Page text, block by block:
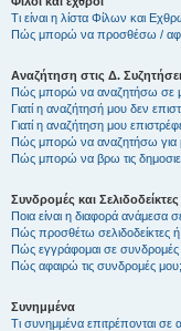
Τι είναι η λίστα Φίλων και
Πώς μπορώ να προσθέσω /
Αναζήτηση στις Δ.
Πώς μπορώ να αναζητήσω σε
Γιατί η αναζήτησή μου δεν
Γιατί η αναζήτηση μου
Πώς μπορώ να αναζητήσω για
Πώς μπορώ να βρω τις
Συνδρομές και Σελιδοδείκτες
Ποια είναι η διαφορά ανάμεσα
Πώς προσθέτω σελιδοδείκτες
Πώς εγγράφομαι σε συνδρομές
Πώς αφαιρώ τις συνδρομές μου;
Συνημμένα
Τι συνημμένα επιτρέπονται